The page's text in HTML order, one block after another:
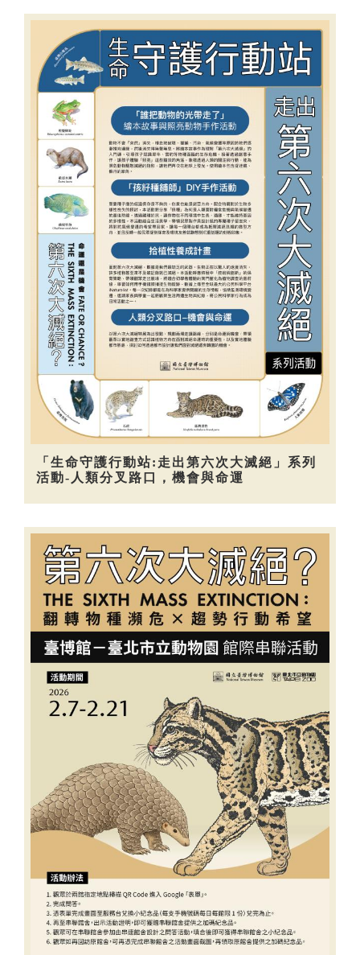
「生命守護行動站:走出第六次大滅絕」系列
活動-人類分叉路口，機會與命運